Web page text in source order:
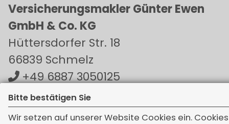
Bitte bestätigen Sie
Wir setzen auf unserer Website Cookies ein. Cookies
Versicherungsmakler Günter Ewen
GmbH & Co. KG
Hüttersdorfer Str. 18
66839 Schmelz
+49 6887 3050125
+49 6881 4454
info[at]makler-ewen.de